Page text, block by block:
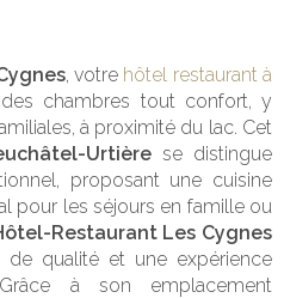
, votre hôtel restaurant à
chambres tout confort, y
à proximité du lac. Cet
Urtièrese distingue
proposant une cuisine
pour les séjours en famille ou
Restaurant Les Cygnes
de qualité et une expérience
à son emplacement